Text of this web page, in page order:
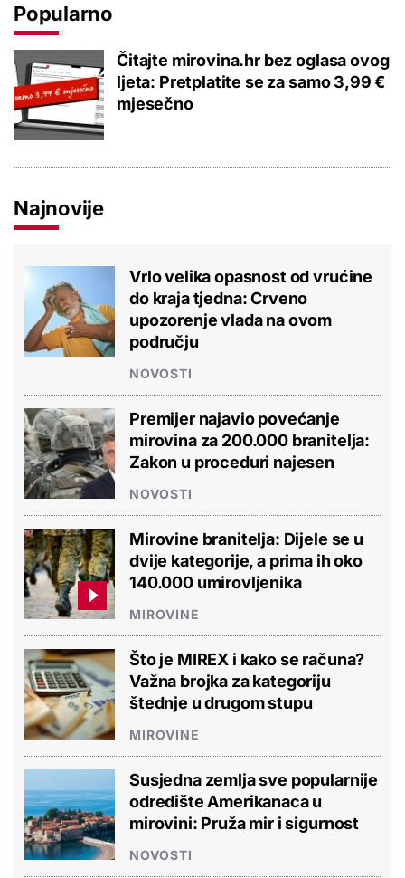
Popularno
Čitajte mirovina.hr bez oglasa ovog
ljeta: Pretplatite se za samo 3,99 €
mjesečno
Najnovije
Vrlo velika opasnost od vrućine
do kraja tjedna: Crveno
upozorenje vlada na ovom
području
NOVOSTI
Premijer najavio povećanje
mirovina za 200.000 branitelja:
Zakon u proceduri najesen
NOVOSTI
Mirovine branitelja: Dijele se u
dvije kategorije, a prima ih oko
140.000 umirovljenika
MIROVINE
Što je MIREX i kako se računa?
Važna brojka za kategoriju
štednje u drugom stupu
MIROVINE
Susjedna zemlja sve popularnije
odredište Amerikanaca u
mirovini: Pruža mir i sigurnost
NOVOSTI